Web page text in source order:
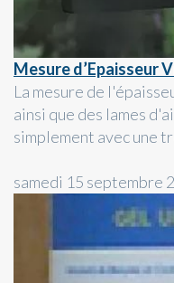
Mesure d’Epaisseur
La mesure de
ainsi que des lames
simplement avec une
samedi 15 septembre